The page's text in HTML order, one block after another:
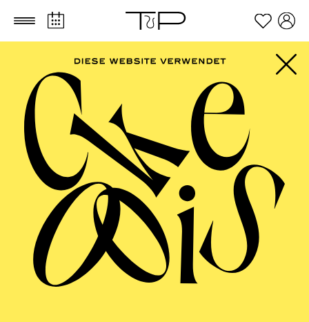
Zum Hauptinhalt springen Zum Footer springen